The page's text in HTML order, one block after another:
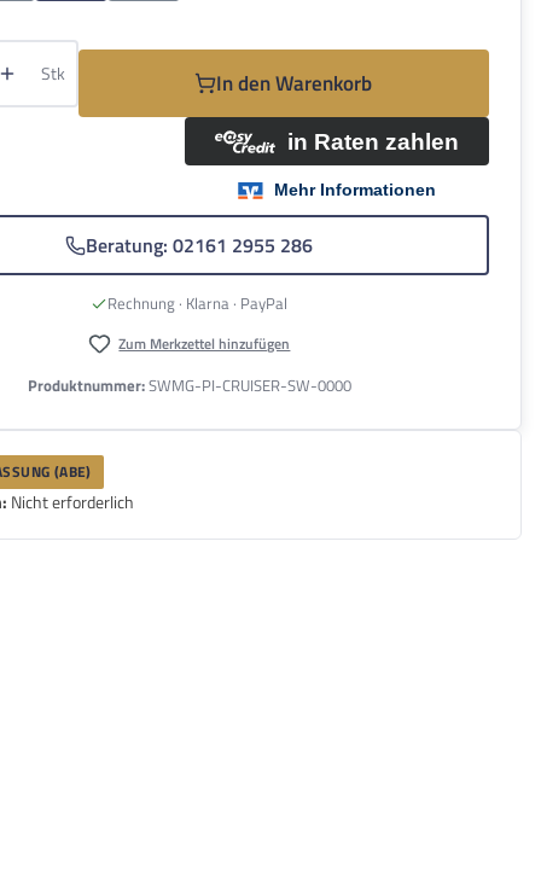
Gib den gewünschten Wert ein
Stk In den Warenkorb
Beratung: 02161 2955 286
Rechnung · Klarna · PayPal
Zum Merkzettel hinzufügen
Produktnummer:SWMG-PI-CRUISER-SW-0000
(ABE)
Nicht erforderlich